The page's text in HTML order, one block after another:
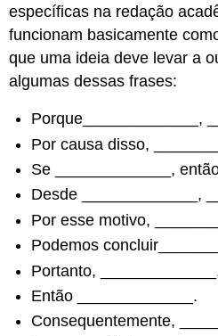
específicas na redação
funcionam basicamente
que uma ideia deve levar a
algumas dessas frases:
Porque_____________,
Por causa disso,
Se _____________,
Desde _____________,
Por esse motivo,
Podemos
Portanto,
Então _____________.
Consequentemente,